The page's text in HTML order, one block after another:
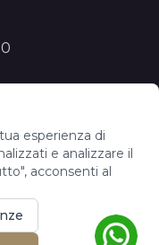
esperienza di
e analizzare il
acconsenti al
reserved.